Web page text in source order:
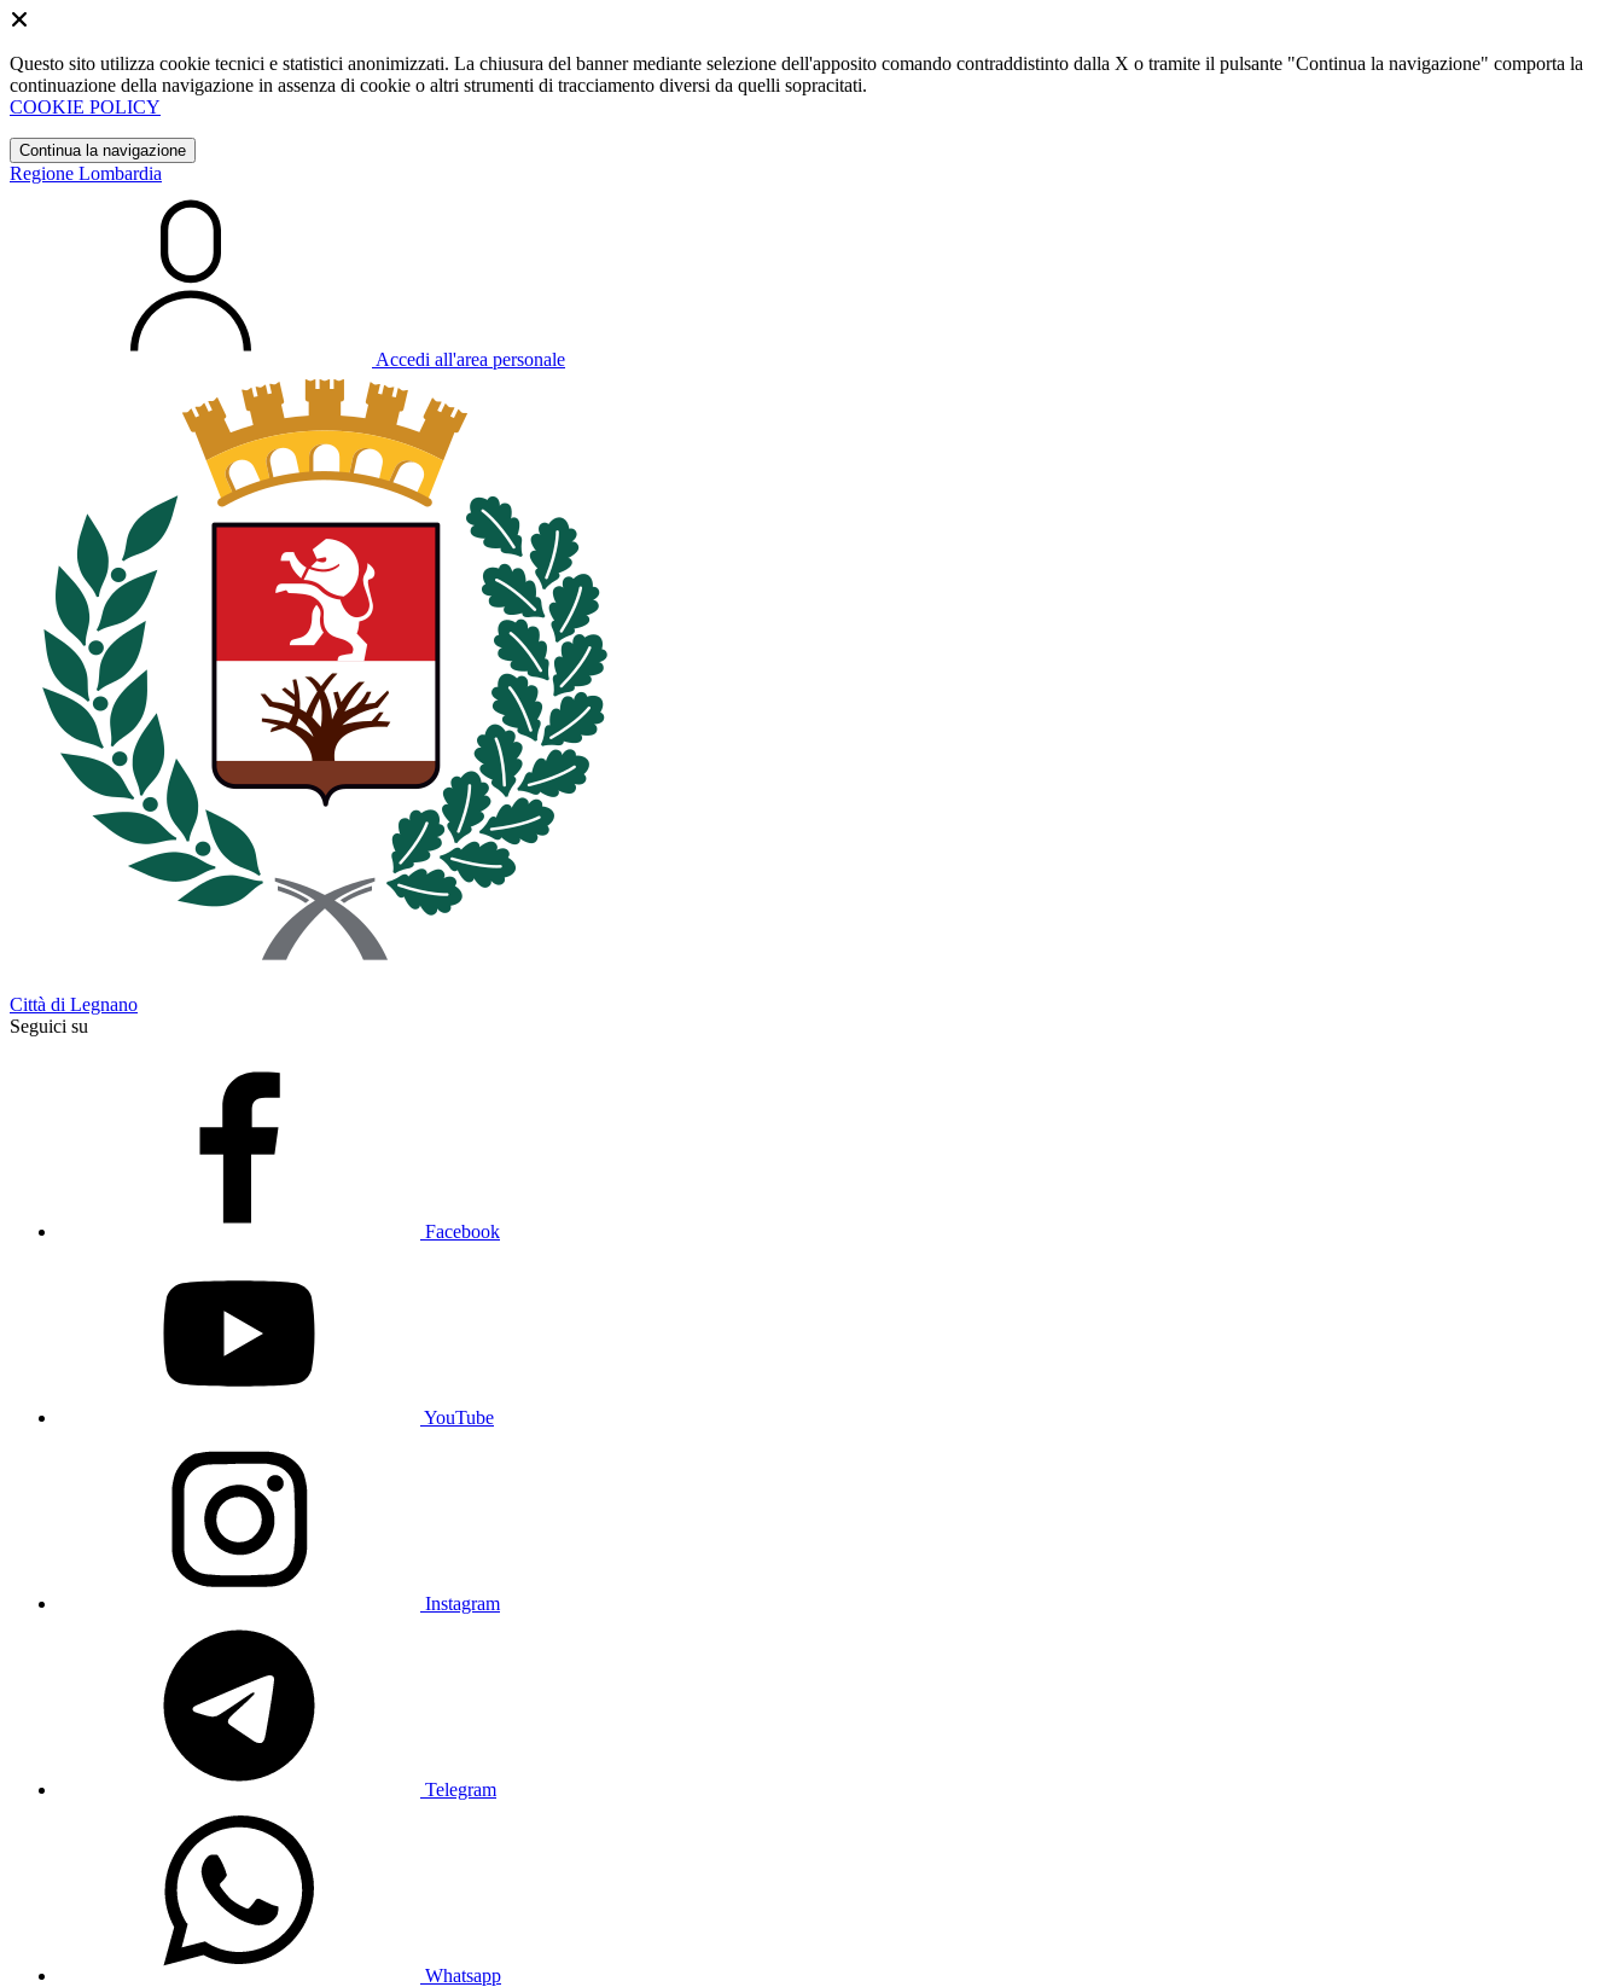
Questo sito utilizza cookie tecnici e statistici anonimizzati. La chiusura del banner mediante selezione dell'apposito comando contraddistinto dalla X o tramite il pulsante "Continua la navigazione" comporta la
continuazione della navigazione in assenza di cookie o altri strumenti di tracciamento diversi da quelli sopracitati.
COOKIE POLICY
Continua la navigazione
Regione Lombardia
Accedi all'area personale
Città di Legnano
Seguici su
Facebook
YouTube
Instagram
Telegram
Whatsapp